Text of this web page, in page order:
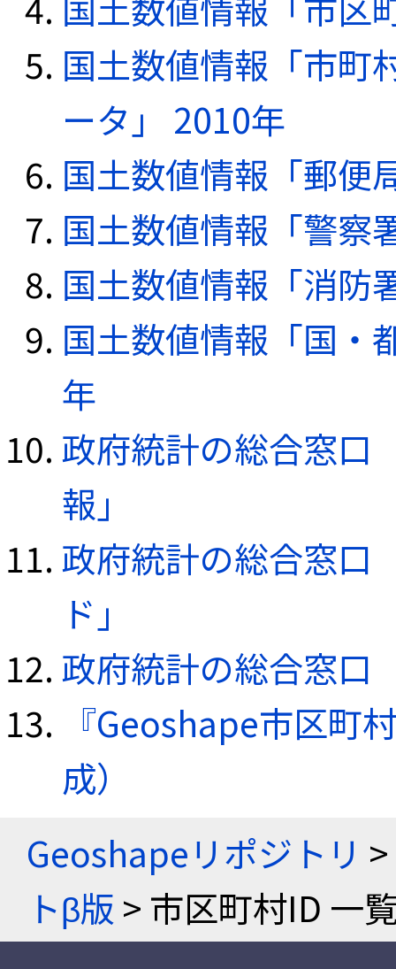
国土数値情報「市町
ータ」 2010年
国土数値情報「郵便
国土数値情報「警察
国土数値情報「消防
国土数値情報「国・
年
政府統計の総合窓口
報」
政府統計の総合窓口
ド」
政府統計の総合窓口
『Geoshape市区町
成）
Geoshapeリポジトリ >
トβ版 > 市区町村ID 一